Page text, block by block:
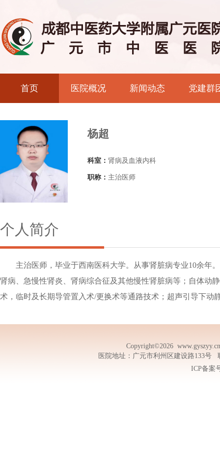
首页 医院概况 新闻动态 党建群
杨超
科室： 肾病及血液内科
职称： 主治医师
个人简介
主治医师，毕业于西南医科大学。从事肾脏病专业10余年
肾病、急慢性肾炎、肾病综合征及其他慢性肾脏病等；自体动
术，临时及长期导管置入术/更换术等通路技术；超声引导下
Copyright©2026
医院地址：广元市利州区建设路133号
ICP备案